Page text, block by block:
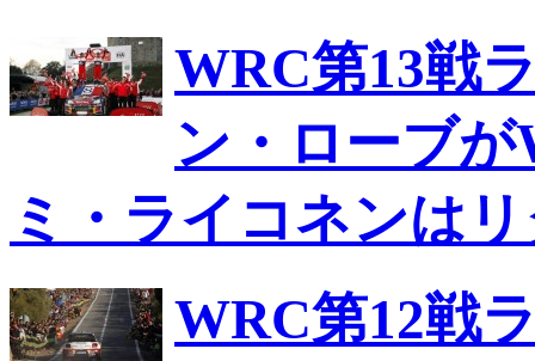
WRC第13戦
ン・ローブ
ミ・ライコネンは
WRC第12戦